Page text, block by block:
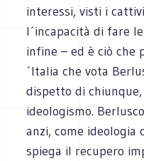
interessi, visti i
l´incapacità di fare
infine – ed è ciò che
´Italia che vota
dispetto di
ideologismo.
anzi, come ideologia
spiega il recupero